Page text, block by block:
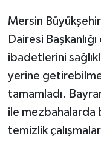
Mersin
Dairesi
ibadetlerini
yerine
tamamladı.
ile mezbahalarda
temizlik